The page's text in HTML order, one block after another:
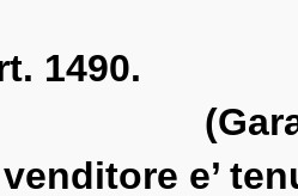
1490.
venditore e’